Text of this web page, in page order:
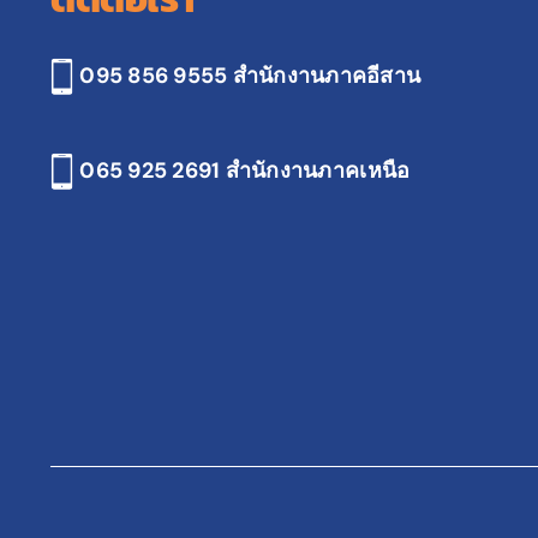
095 856 9555 สำนักงานภาคอีสาน
065 925 2691 สำนักงานภาคเหนือ